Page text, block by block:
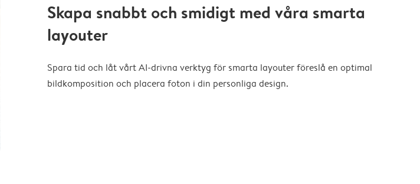
Skapa snabbt och smidigt med våra smarta
layouter
Spara tid och låt vårt AI-drivna verktyg för smarta layouter föreslå en optimal
bildkomposition och placera foton i din personliga design.